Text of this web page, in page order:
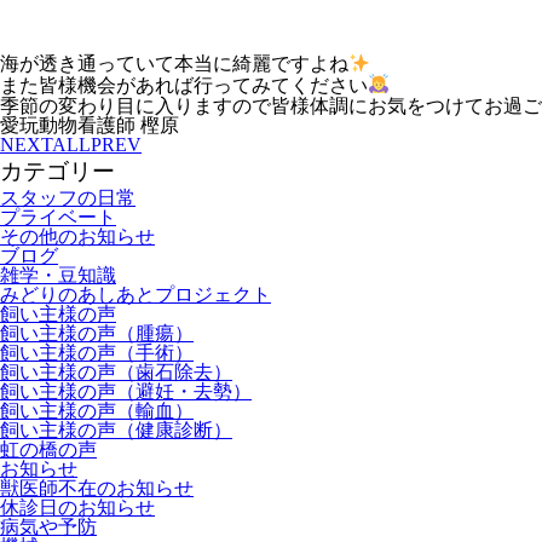
海が透き通っていて本当に綺麗ですよね
また皆様機会があれば行ってみてください
季節の変わり目に入りますので皆様体調にお気をつけてお過
愛玩動物看護師 樫原
NEXTALLPREV
カテゴリー
スタッフの日常
プライベート
その他のお知らせ
ブログ
雑学・豆知識
みどりのあしあとプロジェクト
飼い主様の声
飼い主様の声（腫瘍）
飼い主様の声（手術）
飼い主様の声（歯石除去）
飼い主様の声（避妊・去勢）
飼い主様の声（輸血）
飼い主様の声（健康診断）
虹の橋の声
お知らせ
獣医師不在のお知らせ
休診日のお知らせ
病気や予防